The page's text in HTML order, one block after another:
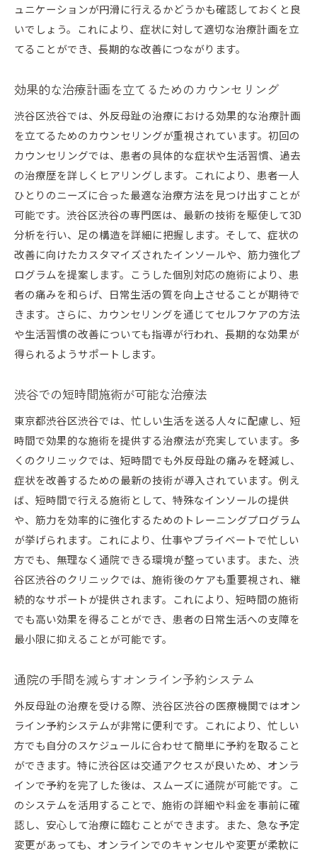
日々のケアで実感する症状の改善
セルフケア支援アプリの活用法
多様な交通手段を使った通院の手軽さ
近隣エリアからのアクセスガイド
外来患者に優しい交通インフラの整備
治療後の快適な移動をサポートする周辺施設
交通アクセスが治療成果に与える影響
渋谷区渋谷での外反母趾治療長期的な効果を得る秘
訣
継続的なケアが長期効果をもたらす理由
治療後の生活習慣改善がもたらす長期的効果
医療スタッフとの長期的なパートナーシップ
外反母趾治療の成功事例から学ぶ教訓
渋谷区渋谷で安心して受ける外反母趾治療の全貌
初めての患者でも安心の治療プロセス
治療前の不安を解消するための相談窓口
患者の声を大切にする医療スタッフの対応
安心をもたらす細やかなアフターケア
患者の満足度を見える化したフィードバックシ
ステム
最新トレンドを取り入れた渋谷区渋谷の外反母趾治
療
症状改善に役立つ革新的アプローチ
治療現場で導入される最新テクノロジー
トレンドに敏感な渋谷の治療施設選び
最新の研究に基づく効果的な治療法
外反母趾治療の未来を見据えた取り組み
ュニケーションが円滑に行えるかどうかも確認しておくと良
いでしょう。これにより、症状に対して適切な治療計画を立
てることができ、長期的な改善につながります。
効果的な治療計画を立てるためのカウンセリング
渋谷区渋谷では、外反母趾の治療における効果的な治療計画
を立てるためのカウンセリングが重視されています。初回の
カウンセリングでは、患者の具体的な症状や生活習慣、過去
の治療歴を詳しくヒアリングします。これにより、患者一人
ひとりのニーズに合った最適な治療方法を見つけ出すことが
可能です。渋谷区渋谷の専門医は、最新の技術を駆使して3D
分析を行い、足の構造を詳細に把握します。そして、症状の
改善に向けたカスタマイズされたインソールや、筋力強化プ
ログラムを提案します。こうした個別対応の施術により、患
者の痛みを和らげ、日常生活の質を向上させることが期待で
きます。さらに、カウンセリングを通じてセルフケアの方法
や生活習慣の改善についても指導が行われ、長期的な効果が
得られるようサポートします。
渋谷での短時間施術が可能な治療法
東京都渋谷区渋谷では、忙しい生活を送る人々に配慮し、短
時間で効果的な施術を提供する治療法が充実しています。多
くのクリニックでは、短時間でも外反母趾の痛みを軽減し、
症状を改善するための最新の技術が導入されています。例え
ば、短時間で行える施術として、特殊なインソールの提供
や、筋力を効率的に強化するためのトレーニングプログラム
が挙げられます。これにより、仕事やプライベートで忙しい
方でも、無理なく通院できる環境が整っています。また、渋
谷区渋谷のクリニックでは、施術後のケアも重要視され、継
続的なサポートが提供されます。これにより、短時間の施術
でも高い効果を得ることができ、患者の日常生活への支障を
最小限に抑えることが可能です。
通院の手間を減らすオンライン予約システム
外反母趾の治療を受ける際、渋谷区渋谷の医療機関ではオン
ライン予約システムが非常に便利です。これにより、忙しい
方でも自分のスケジュールに合わせて簡単に予約を取ること
ができます。特に渋谷区は交通アクセスが良いため、オンラ
インで予約を完了した後は、スムーズに通院が可能です。こ
のシステムを活用することで、施術の詳細や料金を事前に確
認し、安心して治療に臨むことができます。また、急な予定
変更があっても、オンラインでのキャンセルや変更が柔軟に